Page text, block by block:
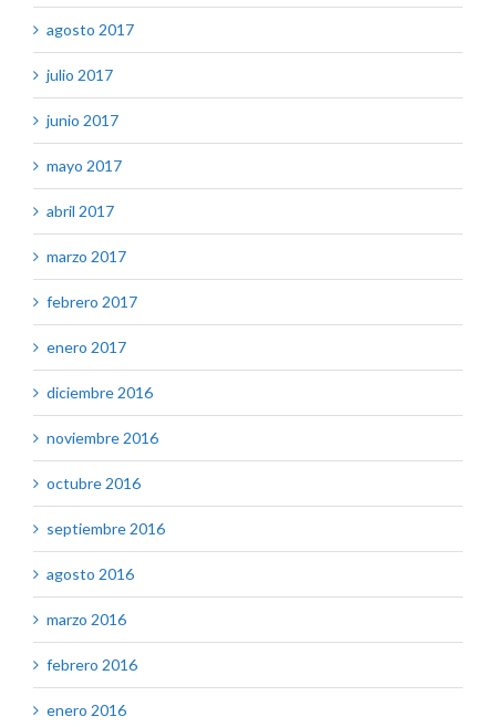
agosto 2017
julio 2017
junio 2017
mayo 2017
abril 2017
marzo 2017
febrero 2017
enero 2017
diciembre 2016
noviembre 2016
octubre 2016
septiembre 2016
agosto 2016
marzo 2016
febrero 2016
enero 2016